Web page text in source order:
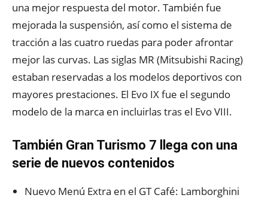
una mejor respuesta del motor. También fue
mejorada la suspensión, así como el sistema de
tracción a las cuatro ruedas para poder afrontar
mejor las curvas. Las siglas MR (Mitsubishi Racing)
estaban reservadas a los modelos deportivos con
mayores prestaciones. El Evo IX fue el segundo
modelo de la marca en incluirlas tras el Evo VIII.
También Gran Turismo 7 llega con una
serie de nuevos contenidos
Nuevo Menú Extra en el GT Café: Lamborghini